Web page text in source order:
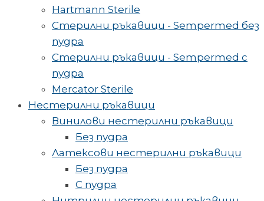
Hartmann Sterile
Стерилни ръкавици - Sempermed без
пудра
Стерилни ръкавици - Sempermed с
пудра
Mercator Sterile
Нестерилни ръкавици
Винилови нестерилни ръкавици
Без пудра
Латексови нестерилни ръкавици
Без пудра
С пудра